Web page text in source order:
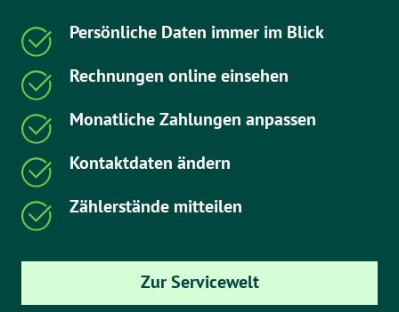
Persönliche Daten immer im Blick
Rechnungen online einsehen
Monatliche Zahlungen anpassen
Kontaktdaten ändern
Zählerstände mitteilen
Zur Servicewelt